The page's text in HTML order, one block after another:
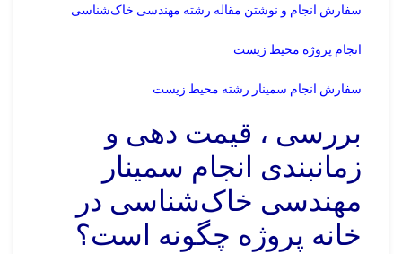
سفارش انجام و نوشتن مقاله رشته مهندسی خاک‌شناسی
انجام پروژه محیط زیست
سفارش انجام سمینار رشته محیط زیست
بررسی ، قیمت دهی و
زمانبندی انجام سمینار
مهندسی خاک‌شناسی در
خانه پروژه چگونه است؟